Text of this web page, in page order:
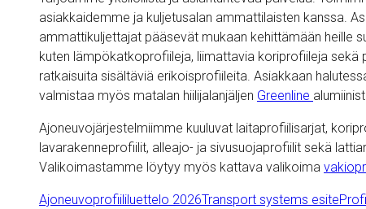
asiakkaidemme ja kuljetusalan ammattilaisten kanssa.
ammattikuljettajat pääsevät mukaan kehittämään heille
kuten lämpökatkoprofiileja, liimattavia koriprofiileja sekä
ratkaisuita sisältäviä erikoisprofiileita. Asiakkaan
valmistaa myös matalan hiilijalanjäljen Greenline
Ajoneuvojärjestelmiimme kuuluvat laitaprofiilisarjat,
lavarakenneprofiilit, alleajo- ja sivusuojaprofiilit sekä
Valikoimastamme löytyy myös kattava valikoima
Ajoneuvoprofiililuettelo 2026Transport systems esite